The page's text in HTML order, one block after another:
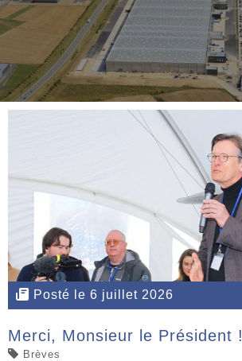
Posté le 6 juillet 2026
Merci, Monsieur le Président !
Brèves